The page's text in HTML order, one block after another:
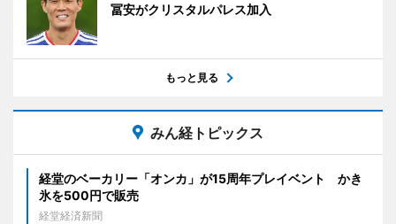
冨安がクリスタルパレス加入
もっと見る
みん経トピックス
経堂のベーカリー「オンカ」が15周年プレイベント かき
氷を500円で販売
経堂経済新聞